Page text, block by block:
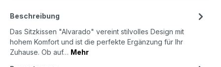
Beschreibung
Das Sitzkissen "Alvarado" vereint stilvolles Design mit
hohem Komfort und ist die perfekte Ergänzung für Ihr
Zuhause. Ob auf… Mehr